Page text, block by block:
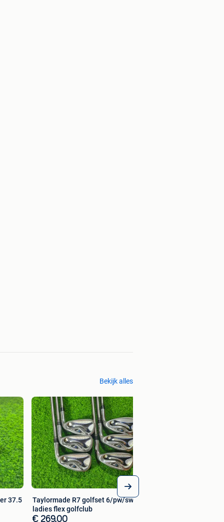
Bekijk alles
37.5
Taylormade R7 golfset 6/pw/sw
ladies flex golfclub
€ 269,00